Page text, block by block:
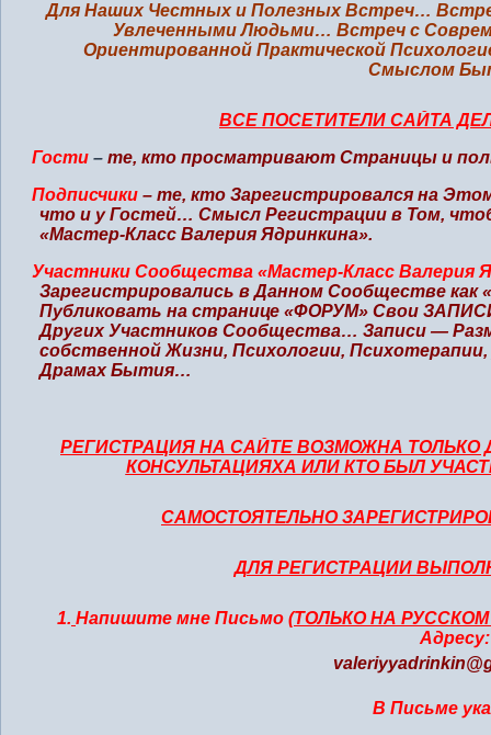
Для Наших Честных и Полезных Встреч…
Увлеченными Людьми… Встреч с
Ориентированной Практической
Смыслом
ВСЕ ПОСЕТИТЕЛИ САЙТА
Гости – те, кто просматривают Страницы и
Подписчики – те, кто Зарегистрировался на
что и у Гостей… Смысл Регистрации в Том,
«Мастер-Класс Валерия Ядринкина».
Участники Сообщества «Мастер-Класс Валерия
Зарегистрировались в Данном Сообществе как
Публиковать на странице «ФОРУМ» Свои
Других Участников Сообщества… Записи —
собственной Жизни, Психологии,
Драмах Бытия…
РЕГИСТРАЦИЯ НА САЙТЕ ВОЗМОЖНА ТОЛЬКО
КОНСУЛЬТАЦИЯХА ИЛИ КТО БЫЛ
САМОСТОЯТЕЛЬНО
ДЛЯ РЕГИСТРАЦИИ
1. Напишите мне Письмо (ТОЛЬКО НА
Адресу:
В Письме